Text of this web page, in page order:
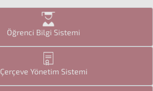
Öğrenci Bilgi Sistemi
Çerçeve Yönetim Sistemi